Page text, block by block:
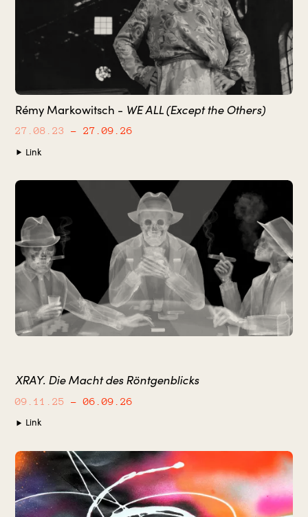
Rémy Markowitsch - WE ALL (Except the Others)
27.08.23 – 27.09.26
Link
XRAY. Die Macht des Röntgenblicks
09.11.25 – 06.09.26
Link